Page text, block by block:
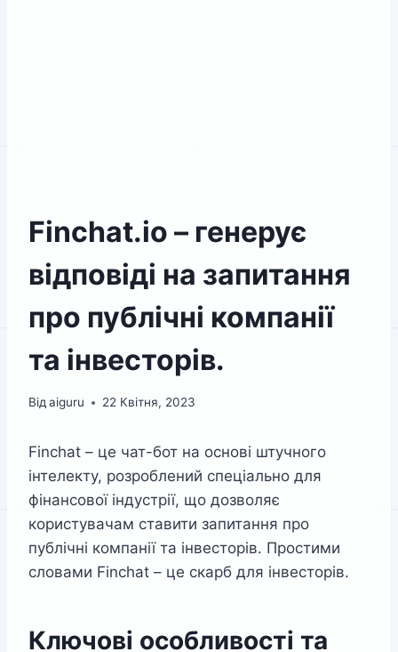
Finchat.io – генерує
відповіді на запитання
про публічні компанії
та інвесторів.
Відaiguru 22 Квітня, 2023
Finchat – це чат-бот на основі штучного
інтелекту, розроблений спеціально для
фінансової індустрії, що дозволяє
користувачам ставити запитання про
публічні компанії та інвесторів. Простими
словами Finchat – це скарб для інвесторів.
Ключові особливості та